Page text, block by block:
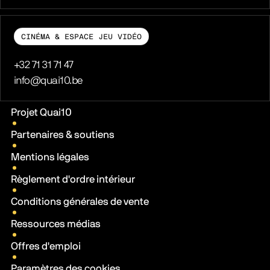
CINÉMA & ESPACE JEU VIDÉO
Téléphone
+32 71 31 71 47
E-mail
info@quai10.be
Liens pratiques
Projet Quai10
Partenaires & soutiens
Mentions légales
Règlement d'ordre intérieur
Conditions générales de vente
Ressources médias
Offres d'emploi